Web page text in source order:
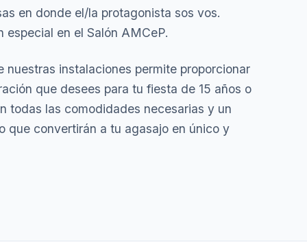
en donde el/la protagonista sos vos.
especial en el Salón AMCeP.
nuestras instalaciones permite proporcionar
que desees para tu fiesta de 15 años o
todas las comodidades necesarias y un
que convertirán a tu agasajo en único y